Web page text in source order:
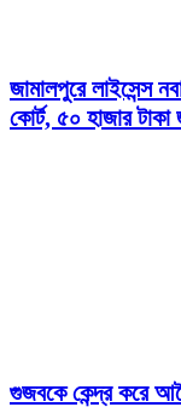
জামালপুরে লাইসেন্স
কোর্ট, ৫০ হাজার টাকা
গুজবকে কেন্দ্র করে